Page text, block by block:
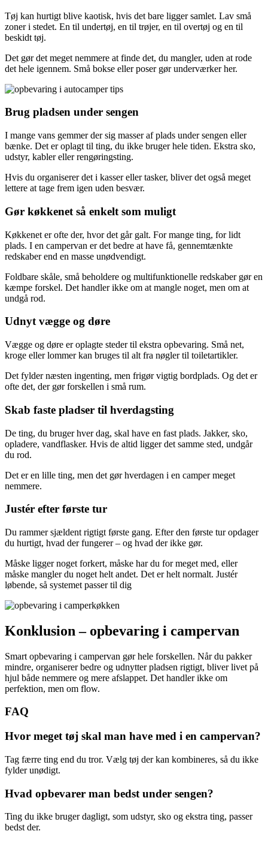
Tøj kan hurtigt blive kaotisk, hvis det bare ligger samlet. Lav små
zoner i stedet. En til undertøj, en til trøjer, en til overtøj og en til
beskidt tøj.
Det gør det meget nemmere at finde det, du mangler, uden at rode
det hele igennem. Små bokse eller poser gør underværker her.
Brug pladsen under sengen
I mange vans gemmer der sig masser af plads under sengen eller
bænke. Det er oplagt til ting, du ikke bruger hele tiden. Ekstra sko,
udstyr, kabler eller rengøringsting.
Hvis du organiserer det i kasser eller tasker, bliver det også meget
lettere at tage frem igen uden besvær.
Gør køkkenet så enkelt som muligt
Køkkenet er ofte der, hvor det går galt. For mange ting, for lidt
plads. I en campervan er det bedre at have få, gennemtænkte
redskaber end en masse unødvendigt.
Foldbare skåle, små beholdere og multifunktionelle redskaber gør en
kæmpe forskel. Det handler ikke om at mangle noget, men om at
undgå rod.
Udnyt vægge og døre
Vægge og døre er oplagte steder til ekstra opbevaring. Små net,
kroge eller lommer kan bruges til alt fra nøgler til toiletartikler.
Det fylder næsten ingenting, men frigør vigtig bordplads. Og det er
ofte det, der gør forskellen i små rum.
Skab faste pladser til hverdagsting
De ting, du bruger hver dag, skal have en fast plads. Jakker, sko,
opladere, vandflasker. Hvis de altid ligger det samme sted, undgår
du rod.
Det er en lille ting, men det gør hverdagen i en camper meget
nemmere.
Justér efter første tur
Du rammer sjældent rigtigt første gang. Efter den første tur opdager
du hurtigt, hvad der fungerer – og hvad der ikke gør.
Måske ligger noget forkert, måske har du for meget med, eller
måske mangler du noget helt andet. Det er helt normalt. Justér
løbende, så systemet passer til dig
Konklusion – opbevaring i campervan
Smart opbevaring i campervan gør hele forskellen. Når du pakker
mindre, organiserer bedre og udnytter pladsen rigtigt, bliver livet på
hjul både nemmere og mere afslappet. Det handler ikke om
perfektion, men om flow.
FAQ
Hvor meget tøj skal man have med i en campervan?
Tag færre ting end du tror. Vælg tøj der kan kombineres, så du ikke
fylder unødigt.
Hvad opbevarer man bedst under sengen?
Ting du ikke bruger dagligt, som udstyr, sko og ekstra ting, passer
bedst der.